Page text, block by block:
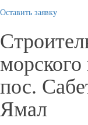
Оставить заявку
морского
пос.
Ямал